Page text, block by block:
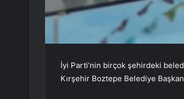
İyi Parti’nin birçok şehirdeki
Kırşehir Boztepe Belediye